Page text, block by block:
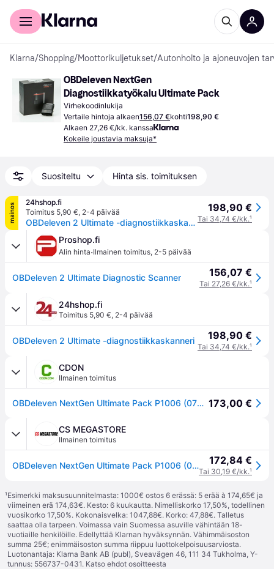
Kuluttajille
Klarna/Shopping/Moottorikuljetukset/Autonhoito ja ajoneuvojen
OBDeleven NextGen
Diagnostiikkatyökalu Ultimate Pack
Virhekoodinlukija
Vertaile hintoja alkaen156,07 €kohti198,90 €
Alkaen 27,26 €/kk. kanssa
Kokeile joustavia maksuja*
Suositeltu Hinta sis. toimituksen
mainos
24hshop.fi
Toimitus 5,90 €, 2-4 päivää
OBDeleven 2 Ultimate -diagnostiikkaskanneri
198,90 €
Tai 34,74 €/kk.¹
Proshop.fi
Alin hinta·Ilmainen toimitus, 2-5 päivää
OBDeleven 2 Ultimate Diagnostic Scanner 156,07 €
Tai 27,26 €/kk.¹
24hshop.fi
Toimitus 5,90 €, 2-4 päivää
OBDeleven 2 Ultimate -diagnostiikkaskanneri 198,90 €
Tai 34,74 €/kk.¹
CDON
Ilmainen toimitus
OBDeleven NextGen Ultimate Pack P1006 (0758277987820) 173,00 €
CS MEGASTORE
Ilmainen toimitus
OBDeleven NextGen Ultimate Pack P1006 (0758277987820) 172,84 €
Tai 30,19 €/kk.¹
¹Esimerkki maksusuunnitelmasta: 1000€ ostos 6 erässä: 5 erää à 174,65€ ja
viimeinen erä 174,63€. Kesto: 6 kuukautta. Nimelliskorko 17,50%, todellinen
vuosikorko 17,50%. Kokonaisvelka: 1047,88€. Korko: 47,88€. Talletus
saattaa olla tarpeen. Voimassa vain Suomessa asuville vähintään 18-
vuotiaille henkilöille. Edellyttää Klarnan hyväksynnän. Vähimmäisoston
summa 25€; enimmäisoston summa riippuu luottokelpoisuusarviosta.
Luotonantaja: Klarna Bank AB (publ), Sveavägen 46, 111 34 Tukholma, Y-
tunnus: 556737-0431. Katso ehdot osoitteesta